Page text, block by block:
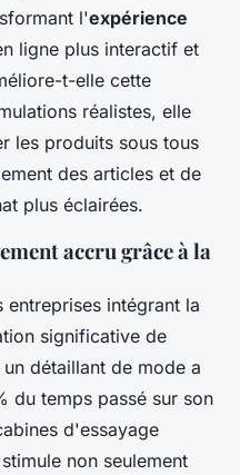
l'expérience
ligne plus interactif et
t-elle cette
réalistes, elle
les produits sous tous
des articles et de
plus éclairées.
accru grâce à la
entreprises intégrant la
significative de
détaillant de mode a
du temps passé sur son
d'essayage
non seulement